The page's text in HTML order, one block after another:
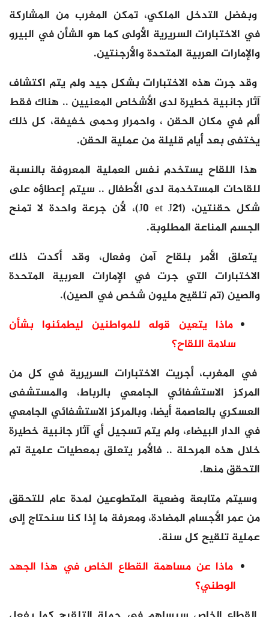
وبفضل التدخل الملكي، تمكن المغرب من المشاركة
في الاختبارات السريرية الأولى كما هو الشأن في البيرو
والإمارات العربية المتحدة والأرجنتين.
وقد جرت هذه الاختبارات بشكل جيد ولم يتم اكتشاف
آثار جانبية خطيرة لدى الأشخاص المعنيين .. هناك فقط
ألم في مكان الحقن ، واحمرار وحمى خفيفة، كل ذلك
يختفى بعد أيام قليلة من عملية الحقن.
هذا اللقاح يستخدم نفس العملية المعروفة بالنسبة
للقاحات المستخدمة لدى الأطفال .. سيتم إعطاؤه على
شكل حقنتين، (J0 et J21)، لأن جرعة واحدة لا تمنح
الجسم المناعة المطلوبة.
يتعلق الأمر بلقاح آمن وفعال، وقد أكدت ذلك
الاختبارات التي جرت في الإمارات العربية المتحدة
والصين (تم تلقيح مليون شخص في الصين).
ماذا يتعين قوله للمواطنين ليطمئنوا بشأن
سلامة اللقاح؟
في المغرب، أجريت الاختبارات السريرية في كل من
المركز الاستشفائي الجامعي بالرباط، والمستشفى
العسكري بالعاصمة أيضا، وبالمركز الاستشفائي الجامعي
في الدار البيضاء، ولم يتم تسجيل أي آثار جانبية خطيرة
خلال هذه المرحلة .. فالأمر يتعلق بمعطيات علمية تم
التحقق منها.
وسيتم متابعة وضعية المتطوعين لمدة عام للتحقق
من عمر الأجسام المضادة، ومعرفة ما إذا كنا سنحتاج إلى
عملية تلقيح كل سنة.
ماذا عن مساهمة القطاع الخاص في هذا الجهد
الوطني؟